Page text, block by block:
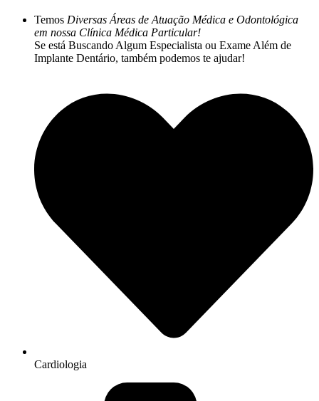
Temos Diversas Áreas de Atuação Médica e Odontológica
em nossa Clínica Médica Particular!
Se está Buscando Algum Especialista ou Exame Além de
Implante Dentário, também podemos te ajudar!
Cardiologia